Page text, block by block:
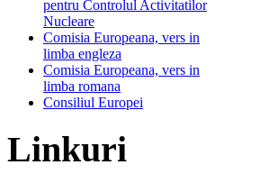
pentru Controlul Activitatilor
Nucleare
Comisia Europeana, vers in
limba engleza
Comisia Europeana, vers in
limba romana
Consiliul Europei
Linkuri